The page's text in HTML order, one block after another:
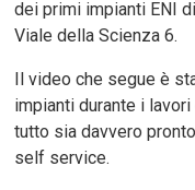
dei primi impianti ENI
Viale della Scienza 6.
Il video che segue è
impianti durante i
tutto sia davvero
self service.